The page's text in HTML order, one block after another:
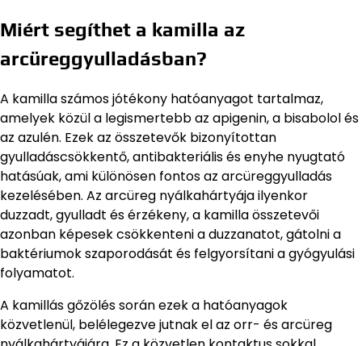
Miért segíthet a kamilla az
arcüreggyulladásban?
A kamilla számos jótékony hatóanyagot tartalmaz,
amelyek közül a legismertebb az apigenin, a bisabolol és
az azulén. Ezek az összetevők bizonyítottan
gyulladáscsökkentő, antibakteriális és enyhe nyugtató
hatásúak, ami különösen fontos az arcüreggyulladás
kezelésében. Az arcüreg nyálkahártyája ilyenkor
duzzadt, gyulladt és érzékeny, a kamilla összetevői
azonban képesek csökkenteni a duzzanatot, gátolni a
baktériumok szaporodását és felgyorsítani a gyógyulási
folyamatot.
A kamillás gőzölés során ezek a hatóanyagok
közvetlenül, belélegezve jutnak el az orr- és arcüreg